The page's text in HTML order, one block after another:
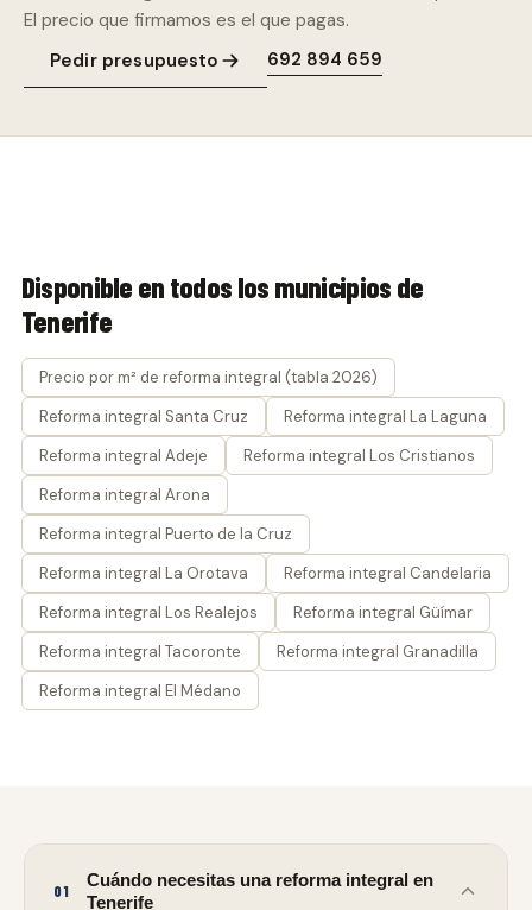
El precio que firmamos es el que pagas.
Pedir presupuesto
692 894 659
Disponible en todos los municipios de
Tenerife
Precio por m² de reforma integral (tabla 2026)
Reforma integral Santa Cruz
Reforma integral La Laguna
Reforma integral Adeje
Reforma integral Los Cristianos
Reforma integral Arona
Reforma integral Puerto de la Cruz
Reforma integral La Orotava
Reforma integral Candelaria
Reforma integral Los Realejos
Reforma integral Güímar
Reforma integral Tacoronte
Reforma integral Granadilla
Reforma integral El Médano
01
Cuándo necesitas una reforma integral en
Tenerife